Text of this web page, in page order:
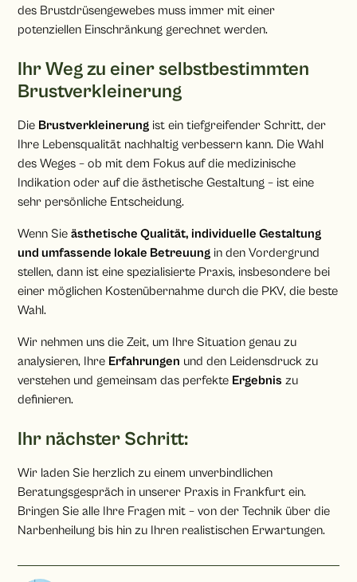
des Brustdrüsengewebes muss immer mit einer
potenziellen Einschränkung gerechnet werden.
Ihr Weg zu einer selbstbestimmten
Brustverkleinerung
Die Brustverkleinerung ist ein tiefgreifender Schritt, der
Ihre Lebensqualität nachhaltig verbessern kann. Die Wahl
des Weges – ob mit dem Fokus auf die medizinische
Indikation oder auf die ästhetische Gestaltung – ist eine
sehr persönliche Entscheidung.
Wenn Sieästhetische Qualität, individuelle Gestaltung
und umfassende lokale Betreuung in den Vordergrund
stellen, dann ist eine spezialisierte Praxis, insbesondere bei
einer möglichen Kostenübernahme durch die PKV, die beste
Wahl.
Wir nehmen uns die Zeit, um Ihre Situation genau zu
analysieren, Ihre Erfahrungen und den Leidensdruck zu
verstehen und gemeinsam das perfekte Ergebnis zu
definieren.
Ihr nächster Schritt:
Wir laden Sie herzlich zu einem unverbindlichen
Beratungsgespräch in unserer Praxis in Frankfurt ein.
Bringen Sie alle Ihre Fragen mit – von der Technik über die
Narbenheilung bis hin zu Ihren realistischen Erwartungen.